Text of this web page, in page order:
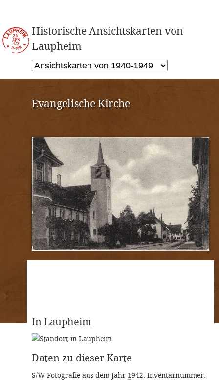
Historische Ansichtskarten von
Laupheim
Evangelische Kirche
In Laupheim
Vorderseite Rückseite
Daten zu dieser Karte
S/W Fotografie aus dem Jahr 1942. Inventarnummer: